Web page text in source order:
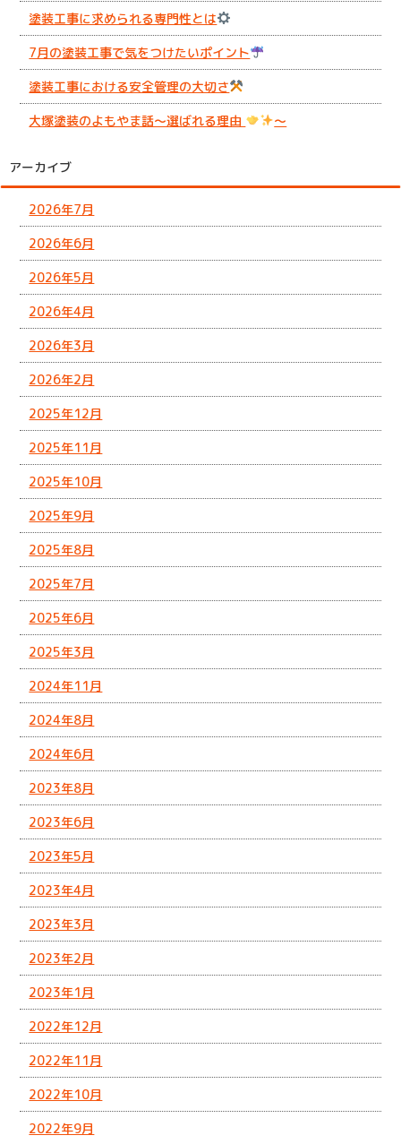
塗装工事に求められる専門性とは
7月の塗装工事で気をつけたいポイント
塗装工事における安全管理の大切さ
大塚塗装のよもやま話～選ばれる理由
～
アーカイブ
2026年7月
2026年6月
2026年5月
2026年4月
2026年3月
2026年2月
2025年12月
2025年11月
2025年10月
2025年9月
2025年8月
2025年7月
2025年6月
2025年3月
2024年11月
2024年8月
2024年6月
2023年8月
2023年6月
2023年5月
2023年4月
2023年3月
2023年2月
2023年1月
2022年12月
2022年11月
2022年10月
2022年9月